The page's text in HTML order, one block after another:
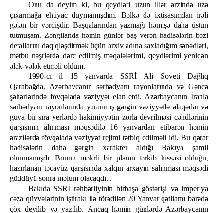
Onu da deyim ki, bu qeydləri uzun illər ərzində üzə
çıxarmağa ehtiyac duymamışdım. Bəlkə də ixtisasımdan irəli
gələn bir vərdişdir. Başqalarından yazmağı həmişə daha üstun
tutmuşam. Zəngilanda həmin günlər baş verən hadisələrin bəzi
detallarını dəqiqləşdirmək üçün arxiv adına saxladığım sənədləri,
mətbu nəşrlərdə dərc edilmiş məqalələrimi, qeydlərimi yenidən
ələk-vələk etməli oldum.
1990-cı il 15 yanvarda SSRİ Ali Soveti Dağlıq
Qarabağda, Azərbaycanın sərhədyanı rayonlarında və Gəncə
şəhərlərində fövqəladə vəziyyət elan etdi. Azərbaycanın İranla
sərhədyanı rayonlarında yaranmış gərgin vəziyyətlə əlaqədar və
guya bir sıra yerlərdə hakimiyyətin zorla devrilməsi cəhdlərinin
qarşısının alınması məqsədilə 16 yanvardan etibarən həmin
ərazilərdə fövqəladə vəziyyət rejimi tətbiq edilməli idi. Bu qərar
hadisələrin daha gərgin xarakter aldığı Bakıya şamil
olunmamışdı. Bunun məkrli bir planın tərkib hissəsi olduğu,
hazırlanan təcavüz qarşısında xalqın arxayın salınması məqsədi
güddüyü sonra məlum olacaqdı...
Bakıda SSRİ rəhbərliyinin birbaşa göstərişi və imperiya
cəza qüvvələrinin iştirakı ilə törədilən 20 Yanvar qətliamı barədə
çöx deyilib və yazılıb. Ancaq həmin günlərdə Azərbaycanın